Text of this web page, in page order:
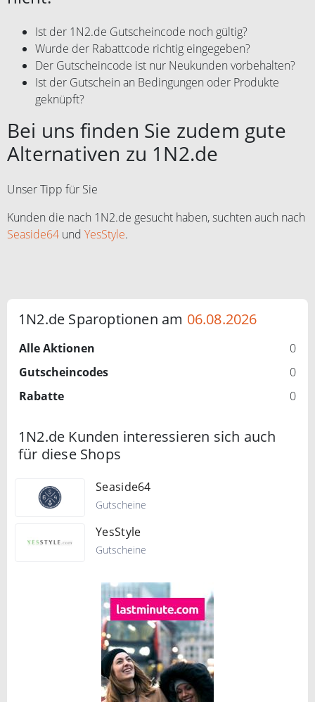
Ist der 1N2.de Gutscheincode noch gültig?
Wurde der Rabattcode richtig eingegeben?
Der Gutscheincode ist nur Neukunden vorbehalten?
Ist der Gutschein an Bedingungen oder Produkte
geknüpft?
Bei uns finden Sie zudem gute
Alternativen zu 1N2.de
Unser Tipp für Sie
Kunden die nach 1N2.de gesucht haben, suchten auch nach
Seaside64 und YesStyle.
1N2.de Sparoptionen am 06.08.2026
Alle Aktionen
0
Gutscheincodes
0
Rabatte
0
1N2.de Kunden interessieren sich auch
für diese Shops
Seaside64
Gutscheine
YesStyle
Gutscheine